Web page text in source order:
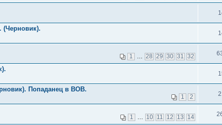
(Черновик).
1 … 28 29 30 31 32
Попаданец в ВОВ.
1 2
1 … 10 11 12 13 14